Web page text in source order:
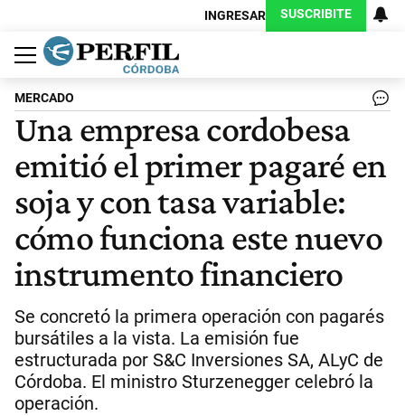
INGRESAR SUSCRIBITE
Política
Economía
Judiciales
Sociedad
Cultura
Espectáculos
Deportes
Protagonistas
MERCADO
Una empresa cordobesa
emitió el primer pagaré en
soja y con tasa variable:
cómo funciona este nuevo
instrumento financiero
Se concretó la primera operación con pagarés
bursátiles a la vista. La emisión fue
estructurada por S&C Inversiones SA, ALyC de
Córdoba. El ministro Sturzenegger celebró la
operación.